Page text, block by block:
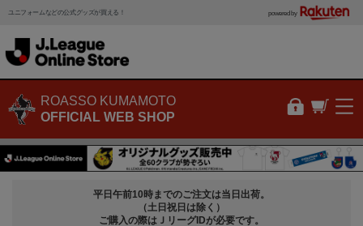
ユニフォームなどの公式グッズが買える！ powered by
ROASSO KUMAMOTO
OFFICIAL WEB SHOP
平日午前10時までのご注文は当日出荷。
（土日祝日は除く）
ご購入の際はＪリーグIDが必要です。